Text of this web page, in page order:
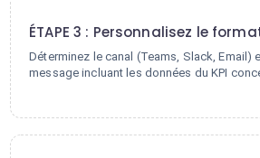
ÉTAPE 3 : Personnalisez le
Déterminez le canal (Teams, Slack, Email)
message incluant les données du KPI